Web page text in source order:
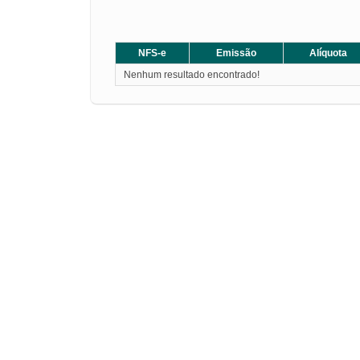
NFS-e Emissão Alíquota
Nenhum resultado encontrado!